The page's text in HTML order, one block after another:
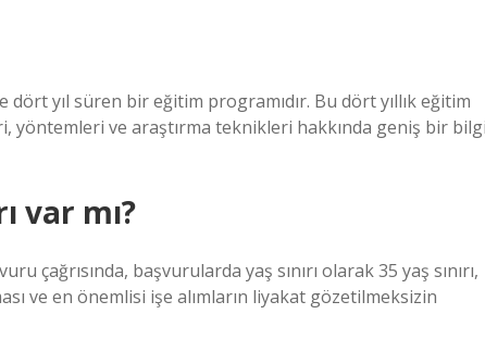
yıl süren bir eğitim programıdır. Bu dört yıllık eğitim
ve araştırma teknikleri hakkında geniş bir
var mı?
çağrısında, başvurularda yaş sınırı olarak 35 yaş sınırı,
ve en önemlisi işe alımların liyakat gözetilmeksizin